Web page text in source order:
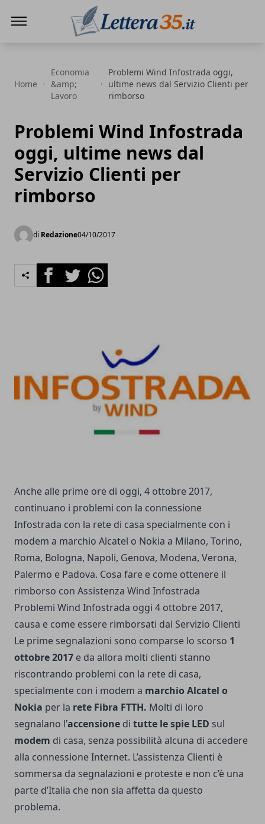
Home
Economia
&amp;
Lavoro
Problemi Wind Infostrada oggi,
ultime news dal Servizio Clienti per
rimborso
Problemi Wind Infostrada
oggi, ultime news dal
Servizio Clienti per
rimborso
di Redazione04/10/2017
FacebookTwitterWhatsapp
Anche alle prime ore di oggi, 4 ottobre 2017,
continuano i problemi con la connessione
Infostrada con la rete di casa specialmente con i
modem a marchio Alcatel o Nokia a Milano, Torino,
Roma, Bologna, Napoli, Genova, Modena, Verona,
Palermo e Padova. Cosa fare e come ottenere il
rimborso con Assistenza Wind Infostrada
Problemi Wind Infostrada oggi 4 ottobre 2017,
causa e come essere rimborsati dal Servizio Clienti
Le prime segnalazioni sono comparse lo scorso 1
ottobre 2017 e da allora molti clienti stanno
riscontrando problemi con la rete di casa,
specialmente con i modem a marchio Alcatel o
Nokia per la rete Fibra FTTH. Molti di loro
segnalano l’accensione di tutte le spie LED sul
modem di casa, senza possibilità alcuna di accedere
alla connessione Internet. L’assistenza Clienti è
sommersa da segnalazioni e proteste e non c’è una
parte d’Italia che non sia affetta da questo
problema.